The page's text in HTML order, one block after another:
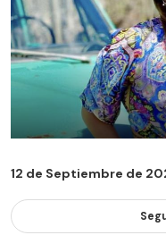
12 de Septiembre de